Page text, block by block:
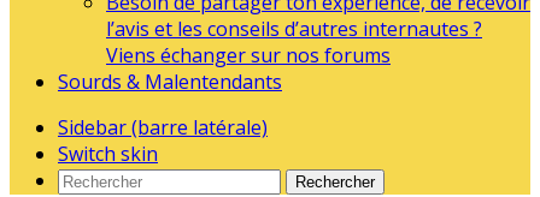
l’avis et les conseils d’autres internautes ?
Viens échanger sur nos forums
Sourds & Malentendants
Sidebar (barre latérale)
Switch skin
Rechercher